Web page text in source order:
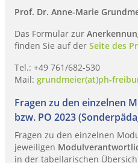
Prof. Dr. Anne-Marie
Das Formular zur
finden Sie auf der Seite des
Tel.: +49 761/682-530
Mail: grundmeier(at)ph-
Fragen zu den einzelnen
bzw. PO 2023
Fragen zu den einzelnen
jeweiligen
in der tabellarischen